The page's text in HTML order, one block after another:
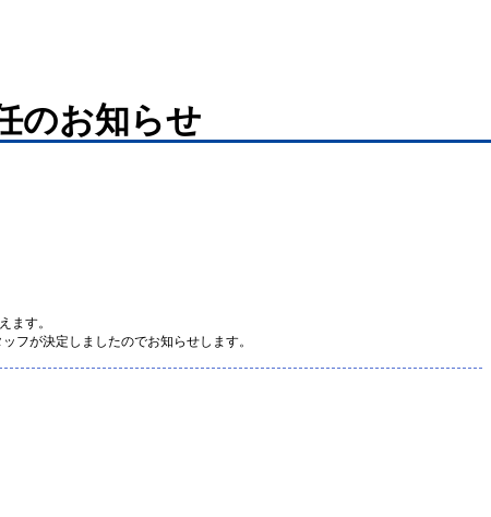
のお知らせ
ます。
フが決定しましたのでお知らせします。